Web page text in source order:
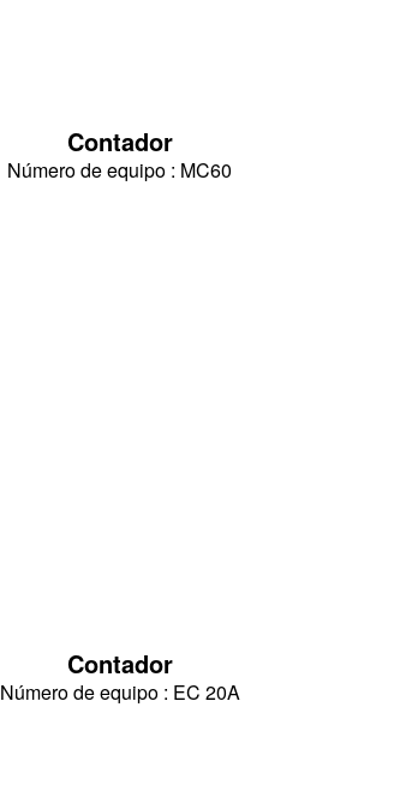
Contador
Número de equipo : MC60
Contador
Número de equipo : EC 20A